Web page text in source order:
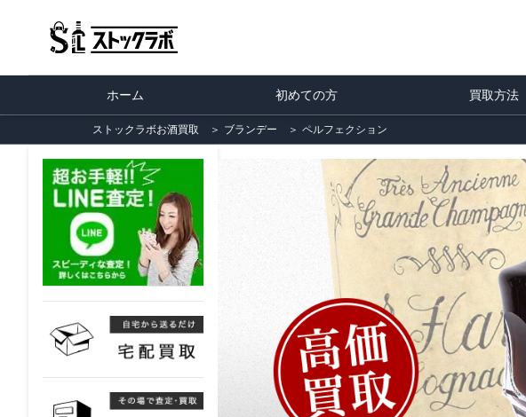
ホーム 初めての方 買取方法
ストックラボお酒買取 ＞ ブランデー ＞ ペルフェクション